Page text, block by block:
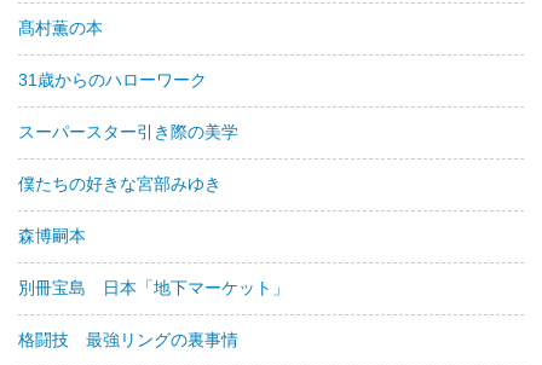
髙村薫の本
31歳からのハローワーク
スーパースター引き際の美学
僕たちの好きな宮部みゆき
森博嗣本
別冊宝島 日本「地下マーケット」
格闘技 最強リングの裏事情